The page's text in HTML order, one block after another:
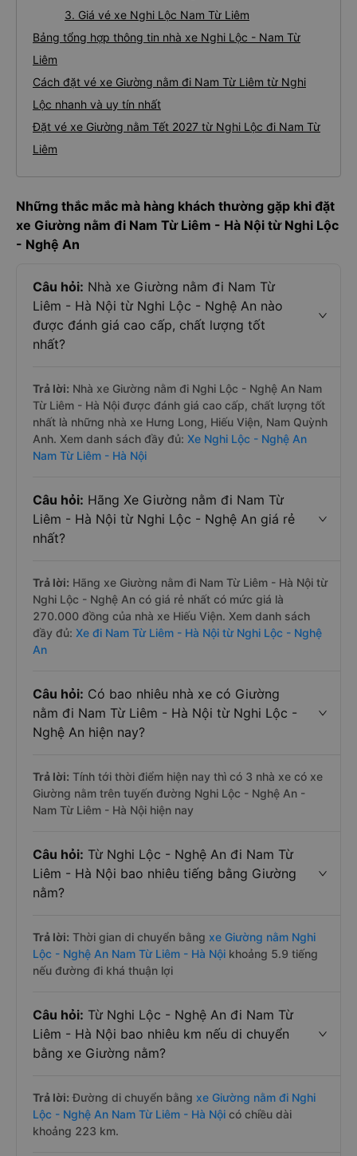
3. Giá vé xe Nghi Lộc Nam Từ Liêm
Bảng tổng hợp thông tin nhà xe Nghi Lộc - Nam Từ
Liêm
Cách đặt vé xe Giường nằm đi Nam Từ Liêm từ Nghi
Lộc nhanh và uy tín nhất
Đặt vé xe Giường nằm Tết 2027 từ Nghi Lộc đi Nam Từ
Liêm
Những thắc mắc mà hàng khách thường gặp khi đặt
xe Giường nằm đi Nam Từ Liêm - Hà Nội từ Nghi Lộc
- Nghệ An
Câu hỏi: Nhà xe Giường nằm đi Nam Từ
Liêm - Hà Nội từ Nghi Lộc - Nghệ An nào
được đánh giá cao cấp, chất lượng tốt
nhất?
Trả lời: Nhà xe Giường nằm đi Nghi Lộc - Nghệ An Nam
Từ Liêm - Hà Nội được đánh giá cao cấp, chất lượng tốt
nhất là những nhà xe Hưng Long, Hiếu Viện, Nam Quỳnh
Anh. Xem danh sách đầy đủ: Xe Nghi Lộc - Nghệ An
Nam Từ Liêm - Hà Nội
Câu hỏi: Hãng Xe Giường nằm đi Nam Từ
Liêm - Hà Nội từ Nghi Lộc - Nghệ An giá rẻ
nhất?
Trả lời: Hãng xe Giường nằm đi Nam Từ Liêm - Hà Nội từ
Nghi Lộc - Nghệ An có giá rẻ nhất có mức giá là
270.000 đồng của nhà xe Hiếu Viện. Xem danh sách
đầy đủ: Xe đi Nam Từ Liêm - Hà Nội từ Nghi Lộc - Nghệ
An
Câu hỏi: Có bao nhiêu nhà xe có Giường
nằm đi Nam Từ Liêm - Hà Nội từ Nghi Lộc -
Nghệ An hiện nay?
Trả lời: Tính tới thời điểm hiện nay thì có 3 nhà xe có xe
Giường nằm trên tuyến đường Nghi Lộc - Nghệ An -
Nam Từ Liêm - Hà Nội hiện nay
Câu hỏi: Từ Nghi Lộc - Nghệ An đi Nam Từ
Liêm - Hà Nội bao nhiêu tiếng bằng Giường
nằm?
Trả lời: Thời gian di chuyển bằng xe Giường nằm Nghi
Lộc - Nghệ An Nam Từ Liêm - Hà Nội khoảng 5.9 tiếng
nếu đường đi khá thuận lợi
Câu hỏi: Từ Nghi Lộc - Nghệ An đi Nam Từ
Liêm - Hà Nội bao nhiêu km nếu di chuyển
bằng xe Giường nằm?
Trả lời: Đường di chuyển bằng xe Giường nằm đi Nghi
Lộc - Nghệ An Nam Từ Liêm - Hà Nội có chiều dài
khoảng 223 km.